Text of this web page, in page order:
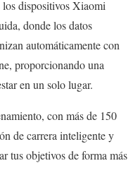
los dispositivos Xiaomi
donde los datos
automáticamente con
proporcionando una
en un solo lugar.
con más de 150
de carrera inteligente y
tus objetivos de forma más